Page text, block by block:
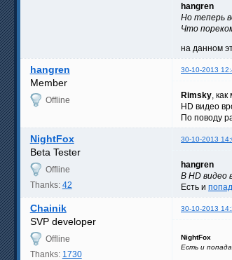
hangren
Но теперь
Что
на данном
hangren 30-10-2013
Member
Offline Rimsky,
HD видео
По поводу
NightFox 30-10-2013
Beta Tester
Offline
Thanks: 42
hangren
В HD видео
Есть и
Chainik 30-10-2013
SVP developer
Offline
Thanks: 1730
NightFox
Есть и